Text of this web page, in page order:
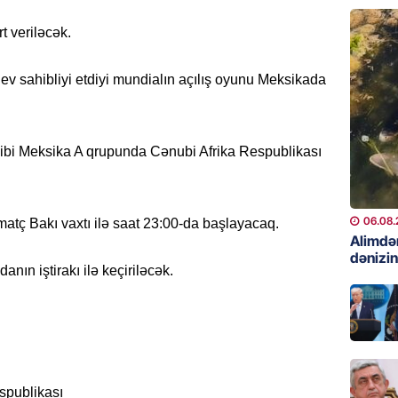
veriləcək.
sahibliyi etdiyi mundialın açılış oyunu Meksikada
Meksika A qrupunda Cənubi Afrika Respublikası
Bakı vaxtı ilə saat 23:00-da başlayacaq.
iştirakı ilə keçiriləcək.
GÜNDƏM
etdiyi
DOSYE
GÜNDƏM
David
bağlı
DÜNYA
əl-